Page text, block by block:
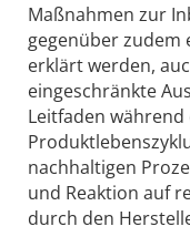
Maßnahmen zur
gegenüber zudem
erklärt werden,
eingeschränkte
Leitfaden während
nachhaltigen
und Reaktion auf
durch den